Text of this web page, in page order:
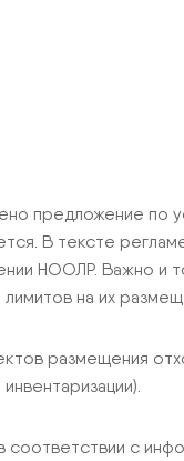
предложение по
В тексте
НООЛР. Важно и
на их
размещения
соответствии с